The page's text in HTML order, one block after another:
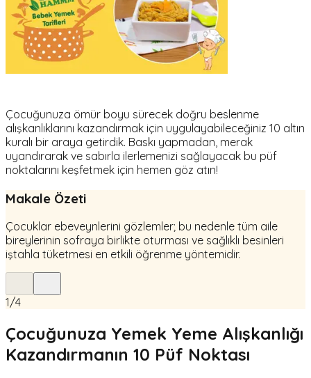
Çocuğunuza ömür boyu sürecek doğru beslenme
alışkanlıklarını kazandırmak için uygulayabileceğiniz 10 altın
kuralı bir araya getirdik. Baskı yapmadan, merak
uyandırarak ve sabırla ilerlemenizi sağlayacak bu püf
noktalarını keşfetmek için hemen göz atın!
Makale Özeti
Çocuklar ebeveynlerini gözlemler; bu nedenle tüm aile
bireylerinin sofraya birlikte oturması ve sağlıklı besinleri
iştahla tüketmesi en etkili öğrenme yöntemidir.
1/4
Çocuğunuza Yemek Yeme Alışkanlığı
Kazandırmanın 10 Püf Noktası